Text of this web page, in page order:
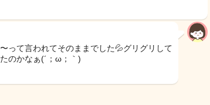
って言われてそのままでした💦グリグリして
のかなぁ(´；ω；｀)